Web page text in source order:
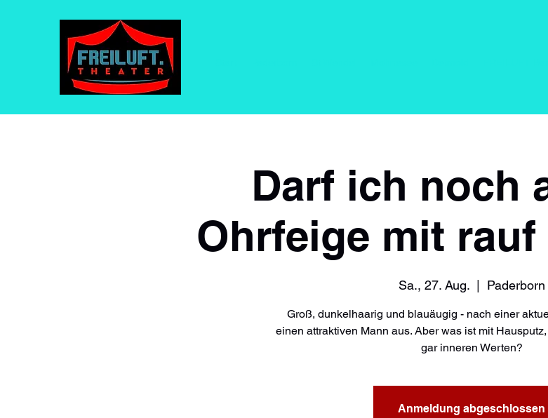
Darf ich noch
Ohrfeige mit
Sa., 27. Aug.
  |
Paderborn
Groß, dunkelhaarig und blauäugig - nach einer
einen attraktiven Mann aus. Aber was ist mit
gar inneren Werten?
Anmeldung abgeschlossen